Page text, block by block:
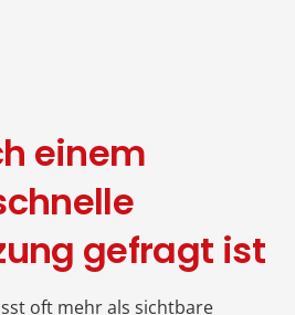
einem
gefragt ist
oft mehr als sichtbare